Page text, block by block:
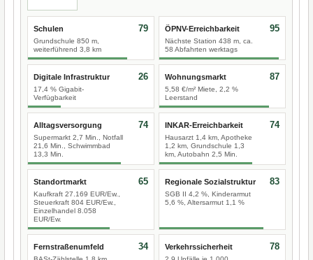
Schulen
Grundschule 850 m,
weiterführend 3,8 km
79 ÖPNV-Erreichbarkeit
Nächste Station 438 m, ca.
58 Abfahrten werktags
95
Digitale Infrastruktur
17,4 % Gigabit-
Verfügbarkeit
26 Wohnungsmarkt
5,58 €/m² Miete, 2,2 %
Leerstand
87
Alltagsversorgung
Supermarkt 2,7 Min., Notfall
21,6 Min., Schwimmbad
13,3 Min.
74 INKAR-Erreichbarkeit
Hausarzt 1,4 km, Apotheke
1,2 km, Grundschule 1,3
km, Autobahn 2,5 Min.
74
Standortmarkt
Kaufkraft 27.169 EUR/Ew.,
Steuerkraft 804 EUR/Ew.,
Einzelhandel 8.058
EUR/Ew.
65 Regionale Sozialstruktur
SGB II 4,2 %, Kinderarmut
5,6 %, Altersarmut 1,1 %
83
Fernstraßenumfeld 34 Verkehrssicherheit 78